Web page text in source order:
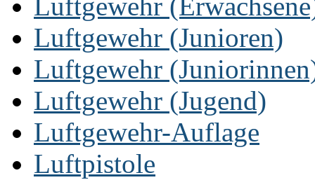
Luftgewehr
Luftgewehr (Junioren)
Luftgewehr
Luftgewehr (Jugend)
Luftgewehr-Auflage
Luftpistole